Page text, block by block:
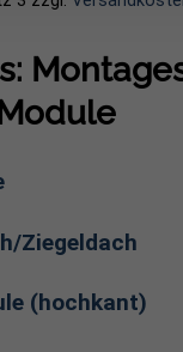
Ziegeldach
(hochkant)